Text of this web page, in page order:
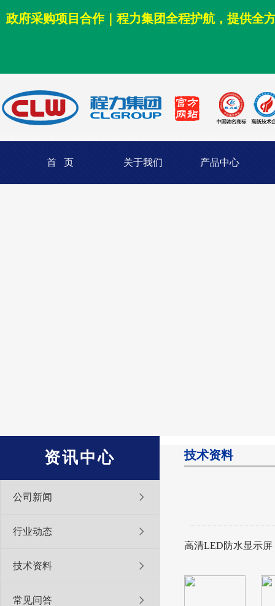
政府采购项目合作｜程力集团全程护航，提供全
首 页 关于我们 产品中心
资讯中心
公司新闻
行业动态
技术资料
常见问答
技术资料
高清LED防水显示屏